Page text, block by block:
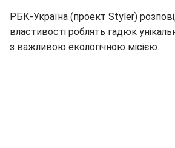
РБК-Україна (проект Styler)
властивості роблять гадюк
з важливою екологічною місією.